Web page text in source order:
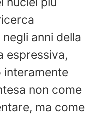
negli anni della
espressiva,
interamente
non come
ma come